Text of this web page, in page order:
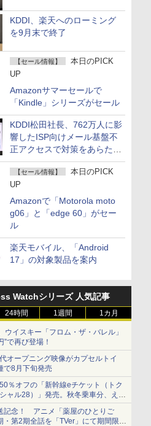
KDDI、楽天へのローミング
を9月末で終了
【セール情報】
本日のPICK
UP
Amazonサマーセールで
「Kindle」シリーズがセール
KDDI松田社長、762万人に影
響したISP向けメール基盤不
正アクセスで対策をあらため
て説明
【セール情報】
本日のPICK
UP
Amazonで「Motorola moto
g06」と「edge 60」がセー
ル
楽天モバイル、「Android
17」の対象製品を案内
Watchシリーズ 人気記事
24時間 1週間 1カ月
ウイスキー「フロム・ザ・バレル」
”で再び登場！
オープニング映像がカプセルトイ
で8月下旬発売
％オフの「新幹線eチケット（トク
ャル28）」発売。秋冬乗車分、えき
記念！ アニメ「薬屋のひとりご
・第2期全話を「TVer」にて期間限定